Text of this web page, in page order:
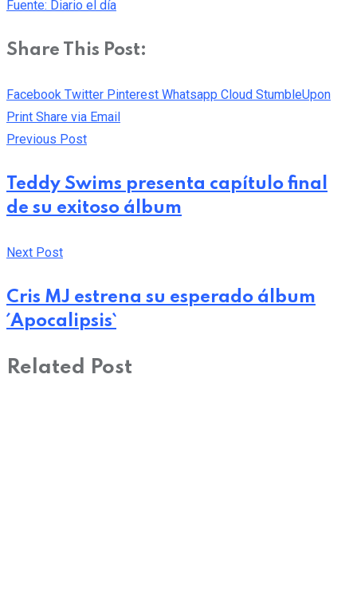
Fuente: Diario el día
Share This Post:
Facebook Twitter Pinterest Whatsapp Cloud StumbleUpon
Print Share via Email
Previous Post
Teddy Swims presenta capítulo final
de su exitoso álbum
Next Post
Cris MJ estrena su esperado álbum
´Apocalipsis`
Related Post